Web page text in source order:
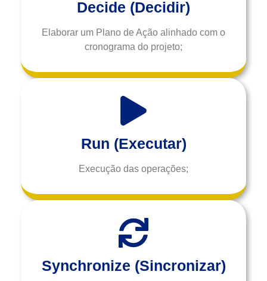
Decide (Decidir)
Elaborar um Plano de Ação alinhado com o
cronograma do projeto;
Run (Executar)
Execução das operações;
Synchronize (Sincronizar)